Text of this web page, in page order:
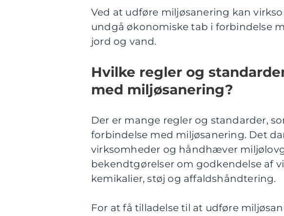
Ved at udføre miljøsanering kan
undgå økonomiske tab i forbindelse
jord og vand.
Hvilke regler og
med miljøsanering?
Der er mange regler og standarder,
forbindelse med miljøsanering. Det
virksomheder og håndhæver
bekendtgørelser om godkendelse af
kemikalier, støj og affaldshåndtering.
For at få tilladelse til at udføre